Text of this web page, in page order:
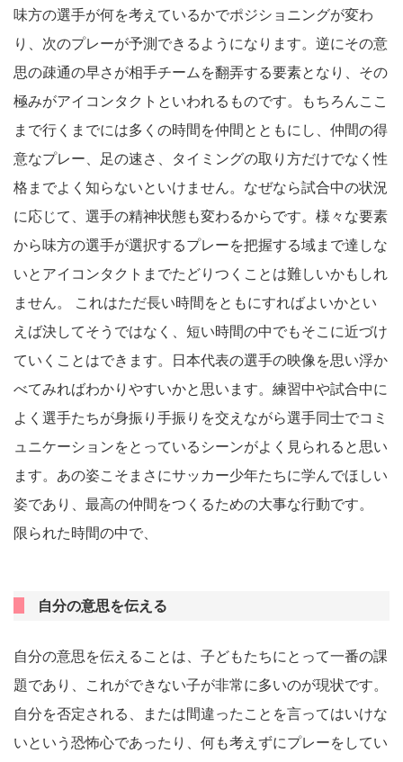
味方の選手が何を考えているかでポジショニングが変わ
り、次のプレーが予測できるようになります。逆にその意
思の疎通の早さが相手チームを翻弄する要素となり、その
極みがアイコンタクトといわれるものです。もちろんここ
まで行くまでには多くの時間を仲間とともにし、仲間の得
意なプレー、足の速さ、タイミングの取り方だけでなく性
格までよく知らないといけません。なぜなら試合中の状況
に応じて、選手の精神状態も変わるからです。様々な要素
から味方の選手が選択するプレーを把握する域まで達しな
いとアイコンタクトまでたどりつくことは難しいかもしれ
ません。 これはただ長い時間をともにすればよいかとい
えば決してそうではなく、短い時間の中でもそこに近づけ
ていくことはできます。日本代表の選手の映像を思い浮か
べてみればわかりやすいかと思います。練習中や試合中に
よく選手たちが身振り手振りを交えながら選手同士でコミ
ュニケーションをとっているシーンがよく見られると思い
ます。あの姿こそまさにサッカー少年たちに学んでほしい
姿であり、最高の仲間をつくるための大事な行動です。
限られた時間の中で、
自分の意思を伝える
自分の意思を伝えることは、子どもたちにとって一番の課
題であり、これができない子が非常に多いのが現状です。
自分を否定される、または間違ったことを言ってはいけな
いという恐怖心であったり、何も考えずにプレーをしてい